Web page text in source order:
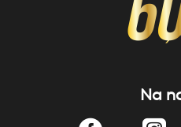
Na